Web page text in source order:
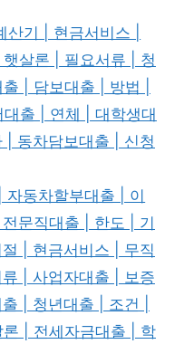
기 | 현금서비스 |
살론 | 필요서류 | 청
| 담보대출 | 방법 |
출 | 연체 | 대학생대
동차담보대출 | 신청
자동차할부대출 | 이
문직대출 | 한도 | 기
| 현금서비스 | 무직
| 사업자대출 | 보증
| 청년대출 | 조건 |
| 전세자금대출 | 학